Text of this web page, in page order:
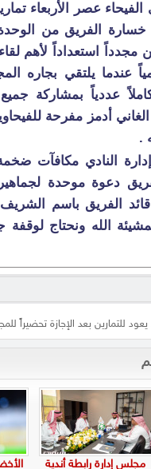
الفيحاء عصر الأربعاء
مجدداً استعداداً لأهم
عندما يلتقي بجاره
عددياً بمشاركة
أدمز مفرحة
.
النادي مكافآت
دعوة موحدة
قائد الفريق باسم
الله ونحتاج لوقفة
يعود للتمارين بعد الإجازة تحضيراً
مجلس إدارة رابطة أندية